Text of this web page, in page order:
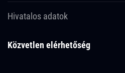
Hivatalos adatok
Közvetlen elérhetőség